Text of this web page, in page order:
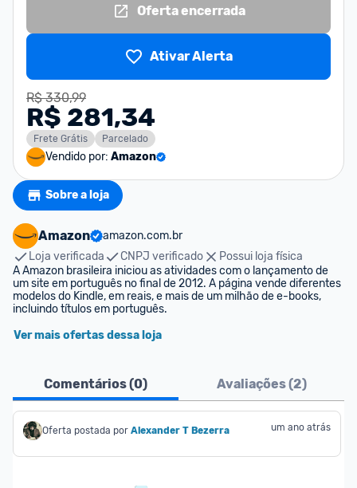
Oferta encerrada
Ativar Alerta
R$ 330,99
R$ 281,34
Frete Grátis Parcelado
Vendido por: Amazon
Sobre a loja
Amazon
amazon.com.br
Loja verificada
CNPJ verificado
Possui loja física
A Amazon brasileira iniciou as atividades com o lançamento de
um site em português no final de 2012. A página vende diferentes
modelos do Kindle, em reais, e mais de um milhão de e-books,
incluindo títulos em português.
Ver mais ofertas dessa loja
Comentários (0) Avaliações (2)
Oferta postada por Alexander T Bezerra um ano atrás